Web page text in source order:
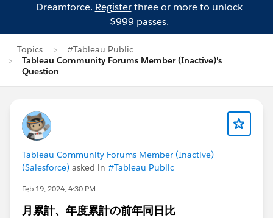
Dreamforce. Registerthree or more to unlock
$999 passes.
Topics
#Tableau Public
Tableau Community Forums Member (Inactive)'s
Question
Tableau Community Forums Member (Inactive)
(Salesforce) asked in #Tableau Public
Feb 19, 2024, 4:30 PM
月累計、年度累計の前年同日比